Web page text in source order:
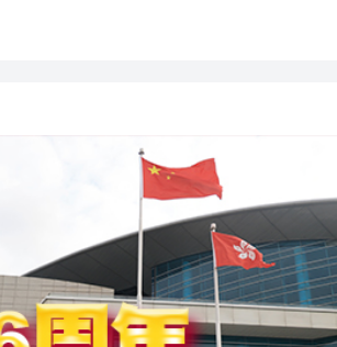
山豈能妄想輕判
家超暫停3項公職委任